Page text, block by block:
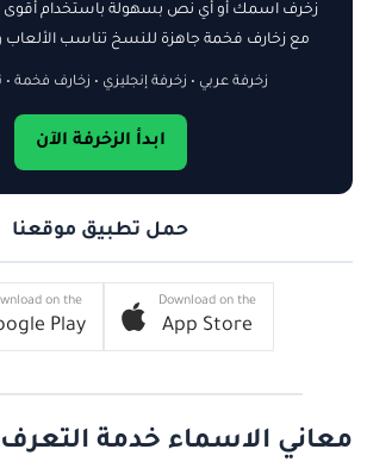
زخرف اسمك أو أي نص بسهولة باستخدام أقوى
مع زخارف فخمة جاهزة للنسخ تناسب الألعاب
زخرفة عربي • زخرفة إنجليزي • زخارف فخمة
ابدأ الزخرفة الآن
حمل تطبيق موقعنا
Download on the
App Store
on the
Play
معاني الاسماء خدمة